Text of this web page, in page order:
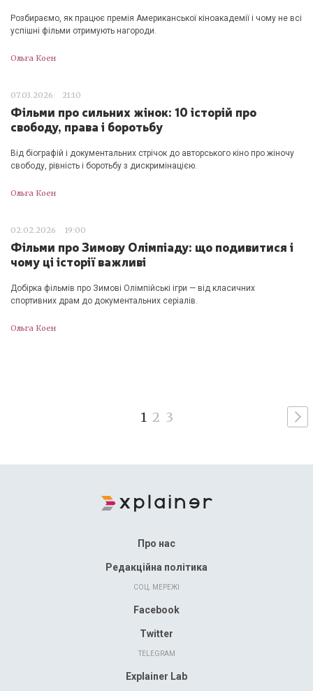
Розбираємо, як працює премія Американської кіноакадемії і чому не всі
успішні фільми отримують нагороди.
Ольга Коен
07.03.2026 21:10
Фільми про сильних жінок: 10 історій про
свободу, права і боротьбу
Від біографій і документальних стрічок до авторського кіно про жіночу
свободу, рівність і боротьбу з дискримінацією.
Ольга Коен
02.02.2026 19:00
Фільми про Зимову Олімпіаду: що подивитися і
чому ці історії важливі
Добірка фільмів про Зимові Олімпійські ігри — від класичних
спортивних драм до документальних серіалів.
Ольга Коен
1 2 3
Про нас
Редакційна політика
СОЦ. МЕРЕЖІ
Facebook
Twitter
TELEGRAM
Explainer Lab